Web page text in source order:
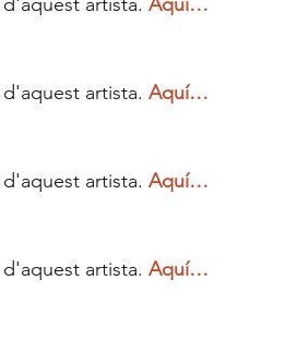
artista. Aquí…
artista. Aquí…
artista. Aquí…